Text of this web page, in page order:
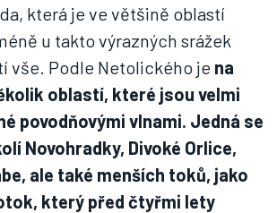
která je ve většině oblastí
u takto výrazných srážek
vše. Podle Netolického je na
oblastí, které jsou velmi
povodňovými vlnami. Jedná se
Novohradky, Divoké Orlice,
ale také menších toků, jako
který před čtyřmi lety